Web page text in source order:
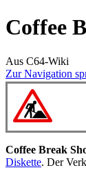
Coffee
Aus C64-Wiki
Zur Navigation
Coffee Break
Diskette. Der